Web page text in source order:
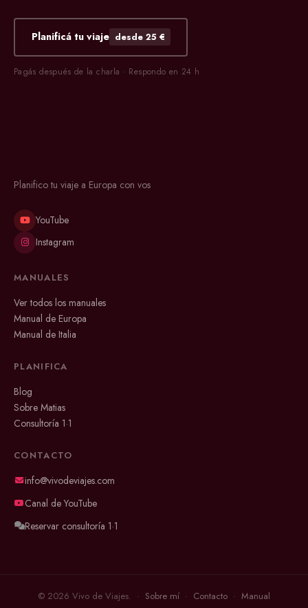
Planificá tu viaje desde 25 €
Pagás después de la charla · Respondo en 24 h
Planifico tu viaje a Europa con vos
YouTube
Instagram
MANUALES
Ver todos los manuales
Manual de Europa
Manual de Italia
PLANIFICA
Blog
Sobre Matias
Consultoría 1·1
CONTACTO
info@vivodeviajes.com
Canal de YouTube
Reservar consultoría 1·1
© 2026 Vivo de Viajes. · Sobre mí · Contacto · Manual